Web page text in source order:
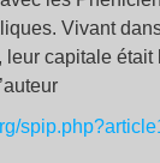
Vivant
capitale était